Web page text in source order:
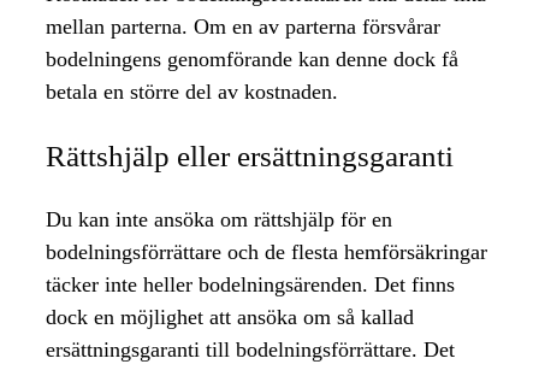
mellan parterna. Om en av parterna försvårar
bodelningens genomförande kan denne dock få
betala en större del av kostnaden.
Rättshjälp eller ersättningsgaranti
Du kan inte ansöka om rättshjälp för en
bodelningsförrättare och de flesta hemförsäkringar
täcker inte heller bodelningsärenden. Det finns
dock en möjlighet att ansöka om så kallad
ersättningsgaranti till bodelningsförrättare. Det